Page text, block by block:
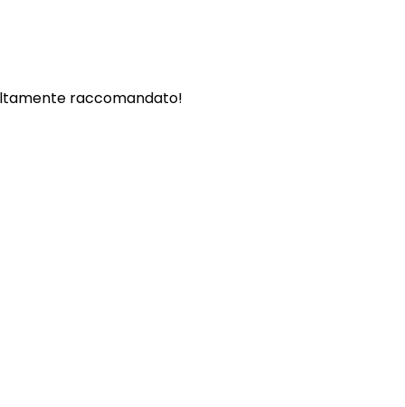
raccomandato!